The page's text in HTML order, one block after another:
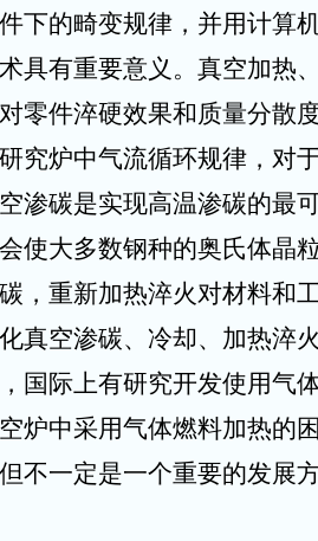
下的畸变规律，并用计算
具有重要意义。真空加热
零件淬硬效果和质量分散
究炉中气流循环规律，对
渗碳是实现高温渗碳的最
使大多数钢种的奥氏体晶
，重新加热淬火对材料和
真空渗碳、冷却、加热淬
国际上有研究开发使用气
炉中采用气体燃料加热的
不一定是一个重要的发展